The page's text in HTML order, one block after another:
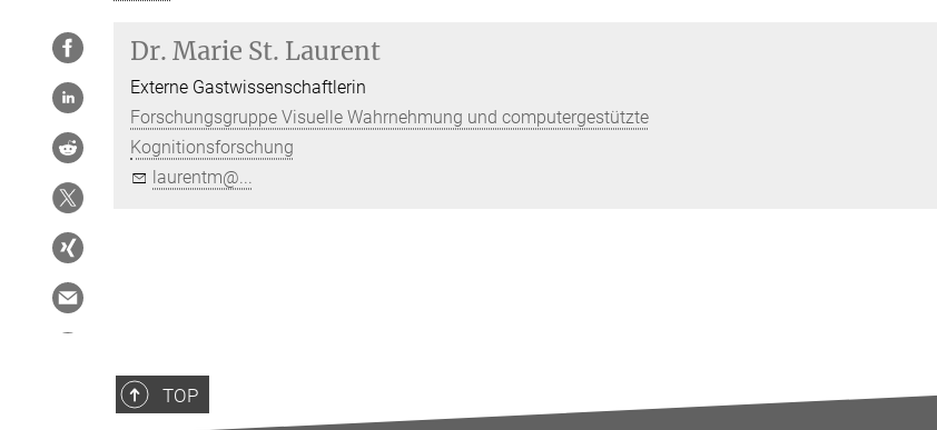
Dr. Marie St. Laurent
Externe Gastwissenschaftlerin
Forschungsgruppe Visuelle Wahrnehmung und computergestützte
Kognitionsforschung
laurentm@...
TOP